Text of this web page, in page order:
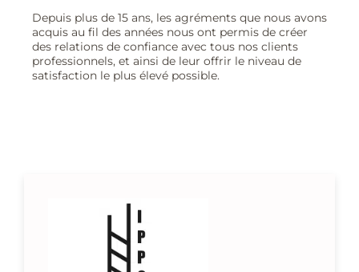
Depuis plus de 15 ans, les agréments que nous avons
acquis au fil des années nous ont permis de créer
des relations de confiance avec tous nos clients
professionnels, et ainsi de leur offrir le niveau de
satisfaction le plus élevé possible.